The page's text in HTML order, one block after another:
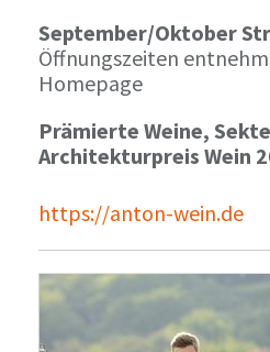
September/Oktober
Öffnungszeiten
Homepage
Prämierte Weine,
Architekturpreis Wein
https://anton-wein.de